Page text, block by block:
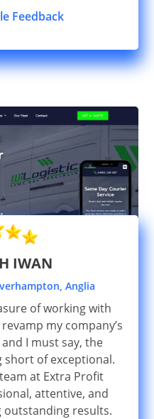
Feedback
IWAN
Anglia
of working with
my company’s
I must say, the
short of exceptional.
at Extra Profit
attentive, and
outstanding results.